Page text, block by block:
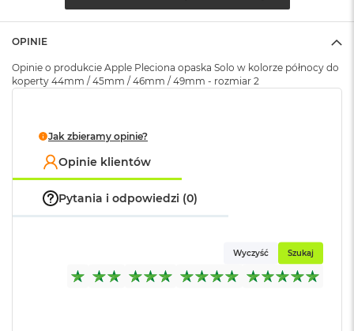
3
a
c
k
A
i
r
M
2
Opakowanie
Serwisowe
OPINIE
Opinie o produkcie Apple Pleciona opaska Solo w kolorze północy do
koperty 44mm / 45mm / 46mm / 49mm - rozmiar 2
Jak zbieramy opinie?
Opinie klientów
Pytania i odpowiedzi (0)
Wyczyść Szukaj